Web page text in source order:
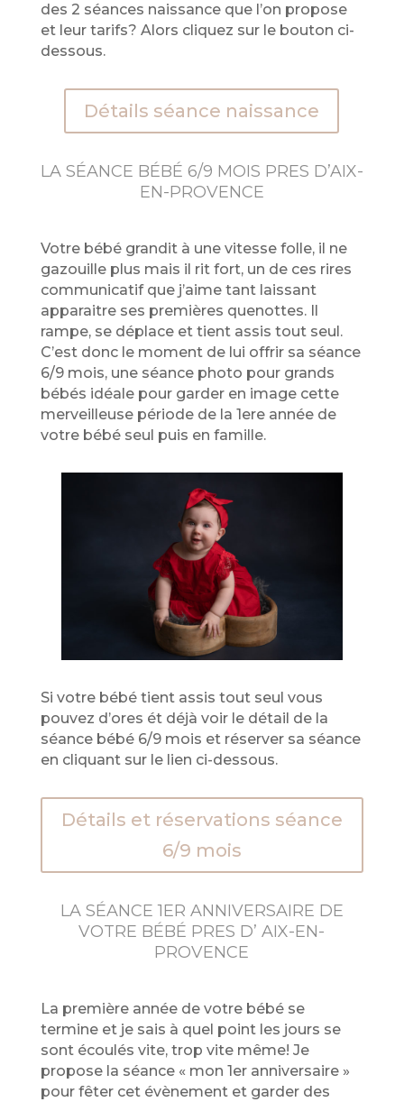
des 2 séances naissance que l’on propose
et leur tarifs? Alors cliquez sur le bouton ci-
dessous.
Détails séance naissance
LA SÉANCE BÉBÉ 6/9 MOIS PRES D’AIX-
EN-PROVENCE
Votre bébé grandit à une vitesse folle, il ne
gazouille plus mais il rit fort, un de ces rires
communicatif que j’aime tant laissant
apparaitre ses premières quenottes. Il
rampe, se déplace et tient assis tout seul.
C’est donc le moment de lui offrir sa séance
6/9 mois, une séance photo pour grands
bébés idéale pour garder en image cette
merveilleuse période de la 1ere année de
votre bébé seul puis en famille.
Si votre bébé tient assis tout seul vous
pouvez d’ores ét déjà voir le détail de la
séance bébé 6/9 mois et réserver sa séance
en cliquant sur le lien ci-dessous.
Détails et réservations séance
6/9 mois
LA SÉANCE 1ER ANNIVERSAIRE DE
VOTRE BÉBÉ PRES D’ AIX-EN-
PROVENCE
La première année de votre bébé se
termine et je sais à quel point les jours se
sont écoulés vite, trop vite même! Je
propose la séance « mon 1er anniversaire »
pour fêter cet évènement et garder des